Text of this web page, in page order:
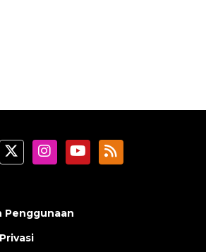
Penggunaan